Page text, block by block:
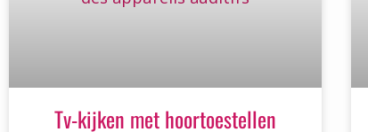
Tv-kijken met hoortoestellen